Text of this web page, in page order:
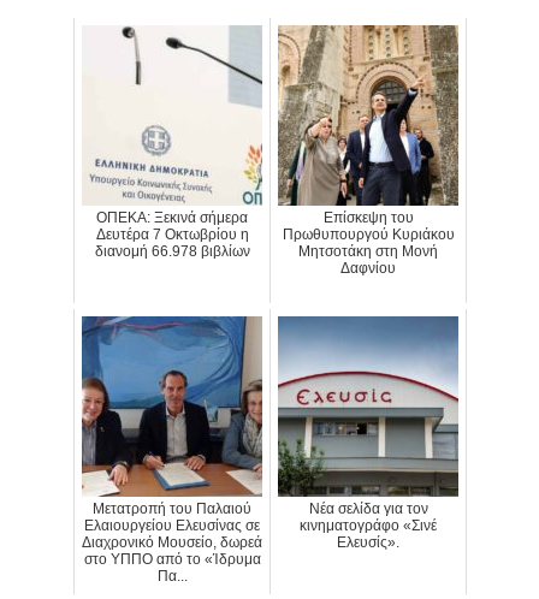
ΟΠΕΚΑ: Ξεκινά σήμερα
Δευτέρα 7 Οκτωβρίου η
διανομή 66.978 βιβλίων
Επίσκεψη του
Πρωθυπουργού Κυριάκου
Μητσοτάκη στη Μονή
Δαφνίου
Μετατροπή του Παλαιού
Ελαιουργείου Ελευσίνας σε
Διαχρονικό Μουσείο, δωρεά
στο ΥΠΠΟ από το «Ίδρυμα
Πα...
Νέα σελίδα για τον
κινηματογράφο «Σινέ
Ελευσίς».